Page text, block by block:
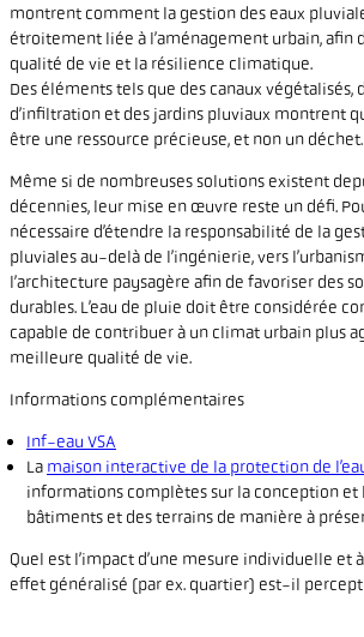
montrent comment la gestion des eaux
étroitement liée à l’aménagement urbain, afin
qualité de vie et la résilience climatique.
Des éléments tels que des canaux végétalisés,
d’infiltration et des jardins pluviaux montrent
être une ressource précieuse, et non un déchet.
Même si de nombreuses solutions existent
décennies, leur mise en œuvre reste un défi.
nécessaire d’étendre la responsabilité de la
pluviales au-delà de l’ingénierie, vers
l’architecture paysagère afin de favoriser des
durables. L’eau de pluie doit être considérée
capable de contribuer à un climat urbain plus
meilleure qualité de vie.
Informations complémentaires
Inf-eau VSA
La maison interactive de la protection de
informations complètes sur la conception et
bâtiments et des terrains de manière à
Quel est l’impact d’une mesure individuelle et
effet généralisé (par ex. quartier) est-il